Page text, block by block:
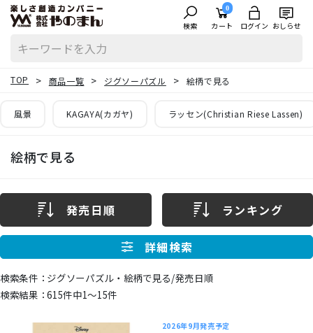
検索
0
カート ログイン おしらせ
TOP 商品一覧 ジグソーパズル 絵柄で見る
風景 KAGAYA(カガヤ) ラッセン(Christian Riese Lassen)
絵柄で見る
発売日順 ランキング
詳細検索
ジグソーパズル・絵柄で見る/発売日順
615件中1〜15件
2026年9月発売予定